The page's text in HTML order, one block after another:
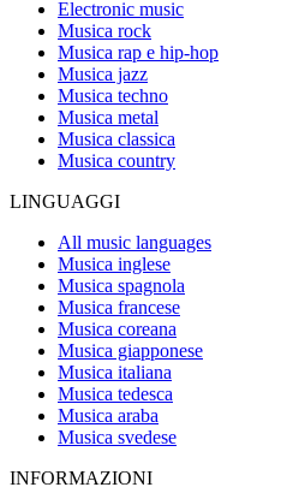
Electronic music
Musica rock
Musica rap e hip-hop
Musica jazz
Musica techno
Musica metal
Musica classica
Musica country
LINGUAGGI
All music languages
Musica inglese
Musica spagnola
Musica francese
Musica coreana
Musica giapponese
Musica italiana
Musica tedesca
Musica araba
Musica svedese
INFORMAZIONI